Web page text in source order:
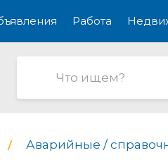
Работа
Аварийные /